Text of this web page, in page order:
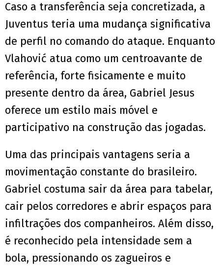
Caso a transferência seja concretizada, a
Juventus teria uma mudança significativa
de perfil no comando do ataque. Enquanto
Vlahović atua como um centroavante de
referência, forte fisicamente e muito
presente dentro da área, Gabriel Jesus
oferece um estilo mais móvel e
participativo na construção das jogadas.
Uma das principais vantagens seria a
movimentação constante do brasileiro.
Gabriel costuma sair da área para tabelar,
cair pelos corredores e abrir espaços para
infiltrações dos companheiros. Além disso,
é reconhecido pela intensidade sem a
bola, pressionando os zagueiros e